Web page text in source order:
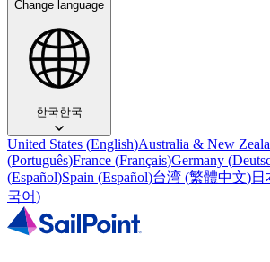
Change language
한국한국
United States (English)Australia & New
(Português)France (Français)Germany (
(Español)Spain (Español)台湾 (繁體中文)日
국어)